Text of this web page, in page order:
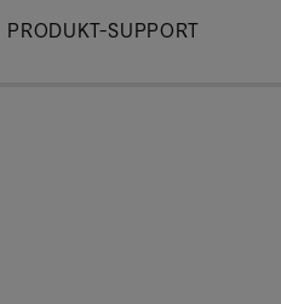
PRODUKT-SUPPORT